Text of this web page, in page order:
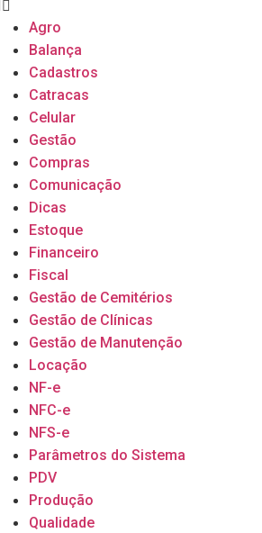
Agro
Balança
Cadastros
Catracas
Celular
Gestão
Compras
Comunicação
Dicas
Estoque
Financeiro
Fiscal
Gestão de Cemitérios
Gestão de Clínicas
Gestão de Manutenção
Locação
NF-e
NFC-e
NFS-e
Parâmetros do Sistema
PDV
Produção
Qualidade